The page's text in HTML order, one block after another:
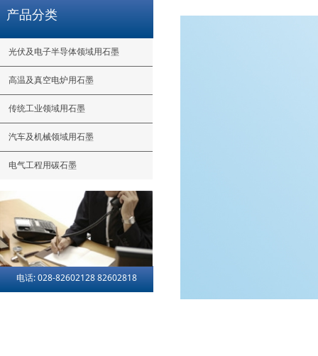
产品分类
光伏及电子半导体领域用石墨
高温及真空电炉用石墨
传统工业领域用石墨
汽车及机械领域用石墨
电气工程用碳石墨
电话: 028-82602128 82602818